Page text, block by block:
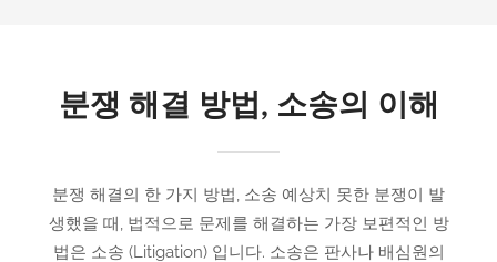
분쟁 해결 방법, 소송의 이해
분쟁 해결의 한 가지 방법, 소송 예상치 못한 분쟁이 발
생했을 때, 법적으로 문제를 해결하는 가장 보편적인 방
법은 소송 (Litigation) 입니다. 소송은 판사나 배심원의